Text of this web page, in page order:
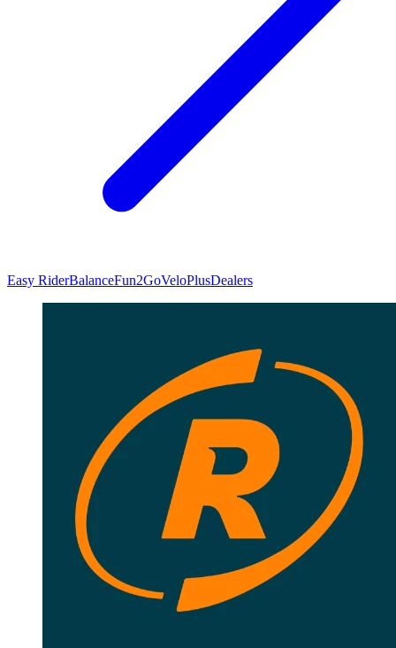
Easy RiderBalanceFun2GoVeloPlusDealers